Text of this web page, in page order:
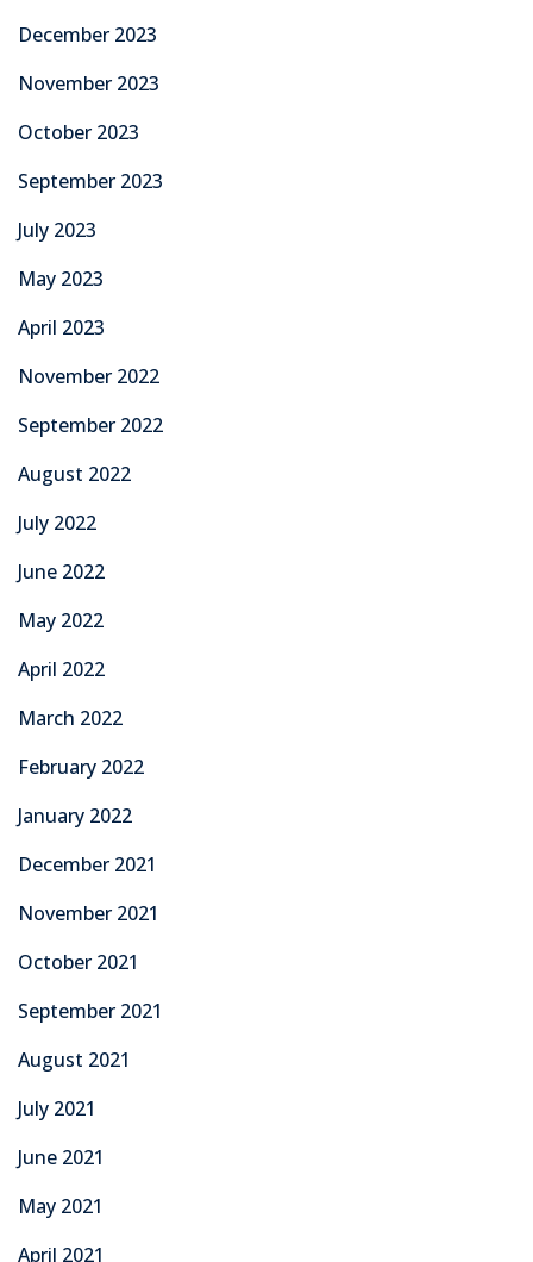
December 2023
November 2023
October 2023
September 2023
July 2023
May 2023
April 2023
November 2022
September 2022
August 2022
July 2022
June 2022
May 2022
April 2022
March 2022
February 2022
January 2022
December 2021
November 2021
October 2021
September 2021
August 2021
July 2021
June 2021
May 2021
April 2021